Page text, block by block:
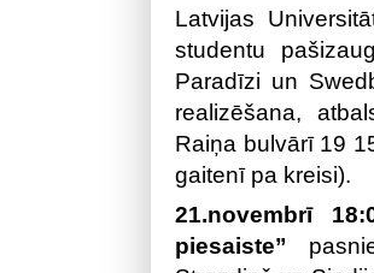
Latvijas
studentu
Paradīzi un
realizēšana,
Raiņa bulvārī 19
gaitenī pa kreisi).
21.novembrī
piesaiste”